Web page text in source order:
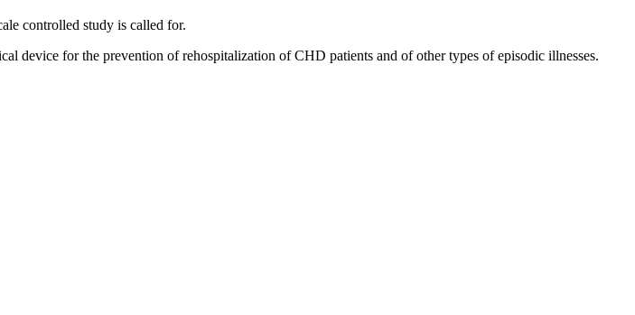
controlled study is called for.
device for the prevention of rehospitalization of CHD patients and of other types of episodic illnesses.